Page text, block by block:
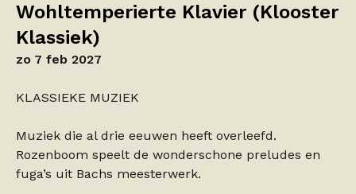
Wohltemperierte Klavier (Klooster
Klassiek)
zo 7 feb 2027
KLASSIEKE MUZIEK
Muziek die al drie eeuwen heeft overleefd.
Rozenboom speelt de wonderschone preludes en
fuga’s uit Bachs meesterwerk.